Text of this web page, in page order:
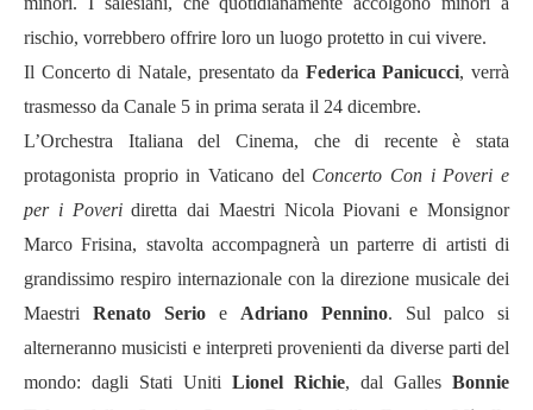
rischio, vorrebbero offrire loro un luogo protetto in cui vivere.
Il Concerto di Natale, presentato da Federica Panicucci, verrà
trasmesso da Canale 5 in prima serata il 24 dicembre.
L’Orchestra Italiana del Cinema, che di recente è stata
protagonista proprio in Vaticano del Concerto Con i Poveri e
per i Poveridiretta dai Maestri Nicola Piovani e Monsignor
Marco Frisina, stavolta accompagnerà un parterre di artisti di
grandissimo respiro internazionale con la direzione musicale dei
Maestri Renato Serio e Adriano Pennino. Sul palco si
alterneranno musicisti e interpreti provenienti da diverse parti del
mondo: dagli Stati Uniti Lionel Richie, dal Galles Bonnie